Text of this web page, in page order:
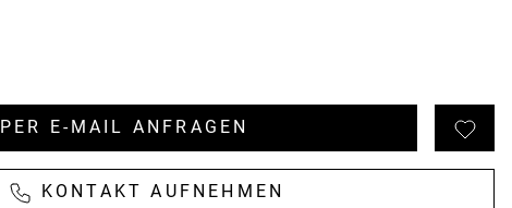
PER E-MAIL ANFRAGEN
KONTAKT AUFNEHMEN